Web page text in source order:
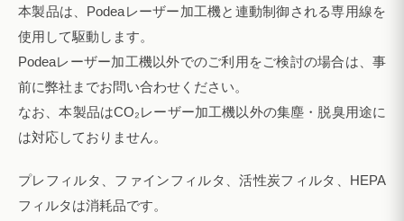
本製品は、Podeaレーザー加工機と連動制御される専用線を
使用して駆動します。
Podeaレーザー加工機以外でのご利用をご検討の場合は、事
前に弊社までお問い合わせください。
なお、本製品はCO₂レーザー加工機以外の集塵・脱臭用途に
は対応しておりません。
プレフィルタ、ファインフィルタ、活性炭フィルタ、HEPA
フィルタは消耗品です。